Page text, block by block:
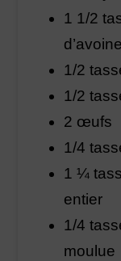
1 1/2
1/2
1/2
2 œufs
1/4
1 ¼
entier
1/4
moulue